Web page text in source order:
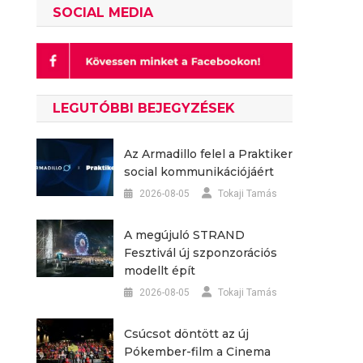
SOCIAL MEDIA
LEGUTÓBBI BEJEGYZÉSEK
Az Armadillo felel a Praktiker
social kommunikációjáért
2026-08-05 Tokaji Tamás
A megújuló STRAND
Fesztivál új szponzorációs
modellt épít
2026-08-05 Tokaji Tamás
Csúcsot döntött az új
Pókember-film a Cinema